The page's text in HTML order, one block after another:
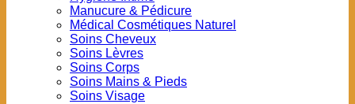
Manucure & Pédicure
Médical Cosmétiques Naturel
Soins Cheveux
Soins Lèvres
Soins Corps
Soins Mains & Pieds
Soins Visage